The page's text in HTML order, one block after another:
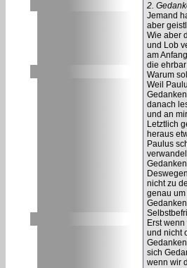
2.
Jemand
aber
Wie aber
und Lob
am
die
Warum
Weil
danach
und an
Letztlich
heraus
Paulus
nicht zu
genau
Erst
und nicht
sich
wenn wir